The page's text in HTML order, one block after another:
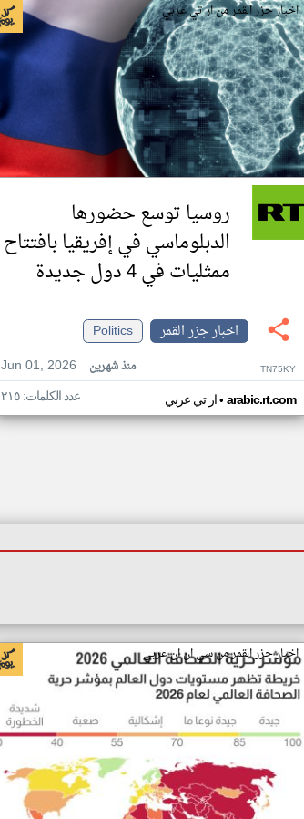
اخبار جزر القمر من ار تي عربي
روسيا توسع حضورها
الدبلوماسي في إفريقيا بافتتاح
ممثليات في 4 دول جديدة
اخبار جزر القمر
Politics
Jun 01, 2026
منذ شهرين TN75KY
ار تي عربي• arabic.rt.com عدد الكلمات: ٢١٥
اخبار جزر القمر من سي ان ان عربي